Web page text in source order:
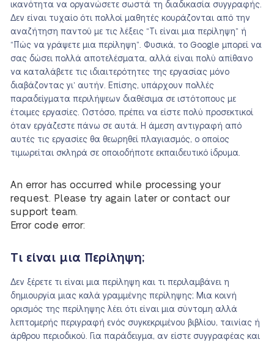
ικανότητα να οργανώσετε σωστά τη διαδικασία συγγραφής.
Δεν είναι τυχαίο ότι πολλοί μαθητές κουράζονται από την
αναζήτηση παντού με τις λέξεις “Τι είναι μια περίληψη” ή
“Πώς να γράψετε μια περίληψη”. Φυσικά, το Google μπορεί να
σας δώσει πολλά αποτελέσματα, αλλά είναι πολύ απίθανο
να καταλάβετε τις ιδιαιτερότητες της εργασίας μόνο
διαβάζοντας γι’ αυτήν. Επίσης, υπάρχουν πολλές
παραδείγματα περιλήψεων διαθέσιμα σε ιστότοπους με
έτοιμες εργασίες. Ωστόσο, πρέπει να είστε πολύ προσεκτικοί
όταν εργάζεστε πάνω σε αυτά. Η άμεση αντιγραφή από
αυτές τις εργασίες θα θεωρηθεί πλαγιασμός, ο οποίος
τιμωρείται σκληρά σε οποιοδήποτε εκπαιδευτικό ίδρυμα.
An error has occurred while processing your
request. Please try again later or contact our
support team.
Error code error:
Τι είναι μια Περίληψη;
Δεν ξέρετε τι είναι μια περίληψη και τι περιλαμβάνει η
δημιουργία μιας καλά γραμμένης περίληψης; Μια κοινή
ορισμός της περίληψης λέει ότι είναι μια σύντομη αλλά
λεπτομερής περιγραφή ενός συγκεκριμένου βιβλίου, ταινίας ή
άρθρου περιοδικού. Για παράδειγμα, αν είστε συγγραφέας και